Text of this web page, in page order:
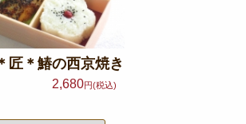
匠＊鰆の西京焼き
2,680円(税込)